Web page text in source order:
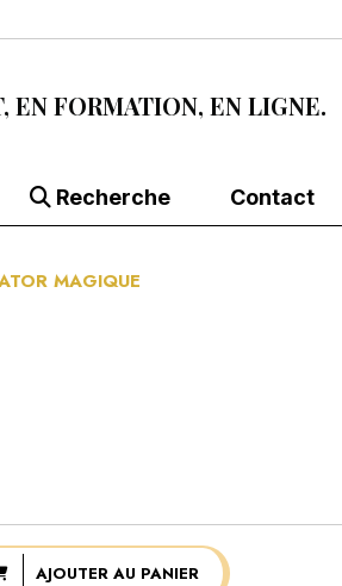
EN FORMATION, EN LIGNE.
Recherche Contact
MAGIQUE
AJOUTER AU PANIER